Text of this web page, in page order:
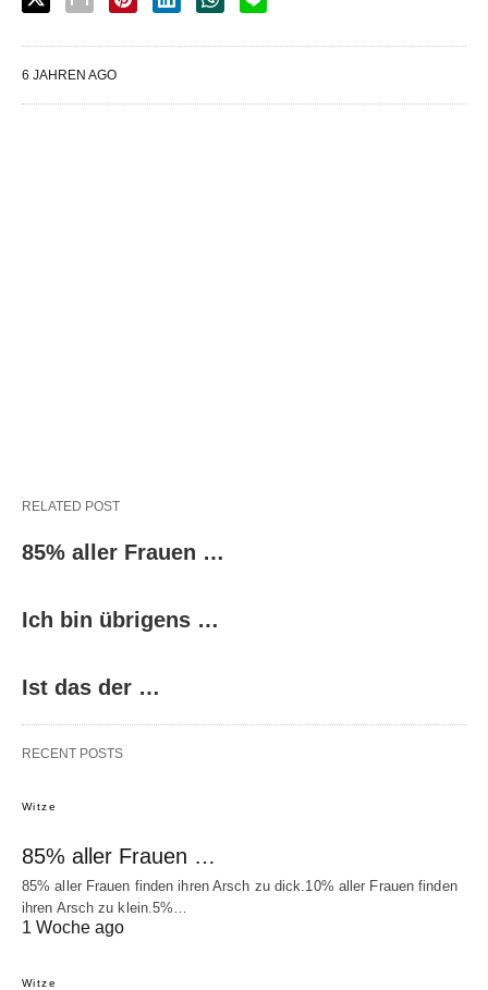
6 JAHREN AGO
RELATED POST
85% aller Frauen …
Ich bin übrigens …
Ist das der …
RECENT POSTS
Witze
85% aller Frauen …
85% aller Frauen finden ihren Arsch zu dick.10% aller Frauen finden
ihren Arsch zu klein.5%…
1 Woche ago
Witze